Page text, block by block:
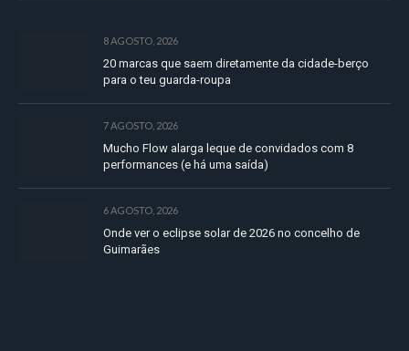
8 AGOSTO, 2026
20 marcas que saem diretamente da cidade-berço
para o teu guarda-roupa
7 AGOSTO, 2026
Mucho Flow alarga leque de convidados com 8
performances (e há uma saída)
6 AGOSTO, 2026
Onde ver o eclipse solar de 2026 no concelho de
Guimarães